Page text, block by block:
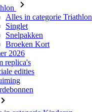
Alles in categorie Triathlon
Singlet
Snelpakken
Broeken Kort
2026
replica's
edities